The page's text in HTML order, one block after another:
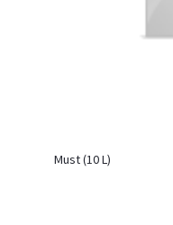
Must (10 L)